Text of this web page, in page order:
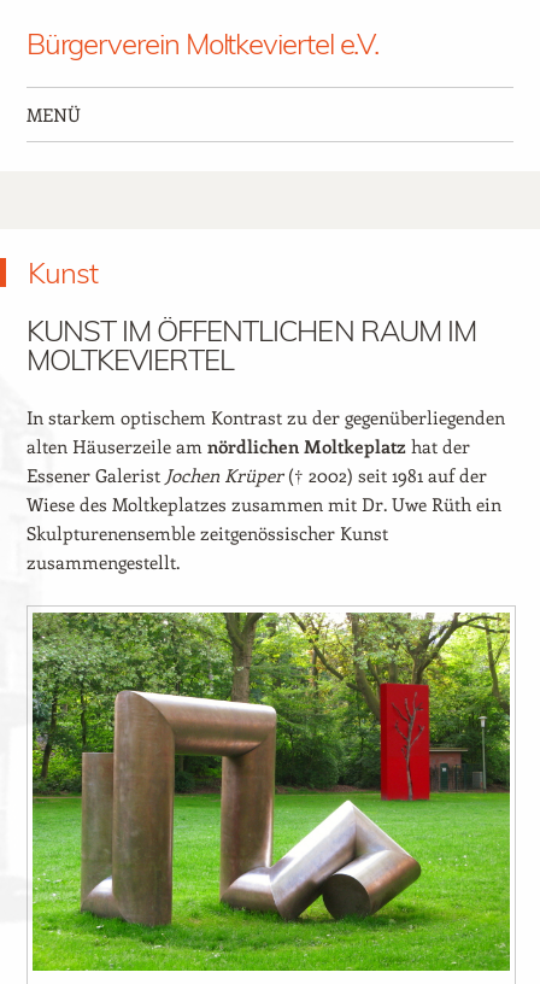
Bürgerverein Moltkeviertel e.V.
MENÜ
Kunst
KUNST IM ÖFFENTLICHEN RAUM IM
MOLTKEVIERTEL
In starkem optischem Kontrast zu der gegenüberliegenden
alten Häuserzeile am nördlichen Moltkeplatz hat der
Essener Galerist Jochen Krüper(† 2002) seit 1981 auf der
Wiese des Moltkeplatzes zusammen mit Dr. Uwe Rüth ein
Skulpturenensemble zeitgenössischer Kunst
zusammengestellt.